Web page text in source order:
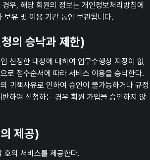
우, 해당 회원의 정보는 개인정보처리방침에
보유 및 이용 기간 동안 보관됩니다.
의 승낙과 제한)
신청한 대상에 대하여 업무수행상 지장이 없
로 접수순서에 따라 서비스 이용을 승낙한다.
귀책사유로 인하여 승인이 불가능하거나 규정
하여 신청하는 경우 회원 가입을 승인하지 않
제공)
의 서비스를 제공한다.